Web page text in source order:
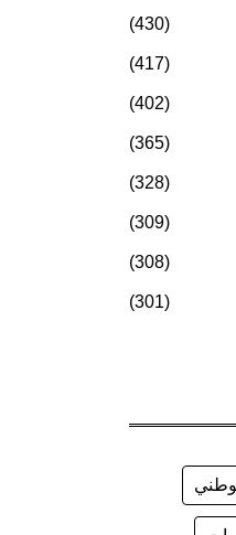
(430)
(417)
(402)
(365)
(328)
(309)
(308)
(301)